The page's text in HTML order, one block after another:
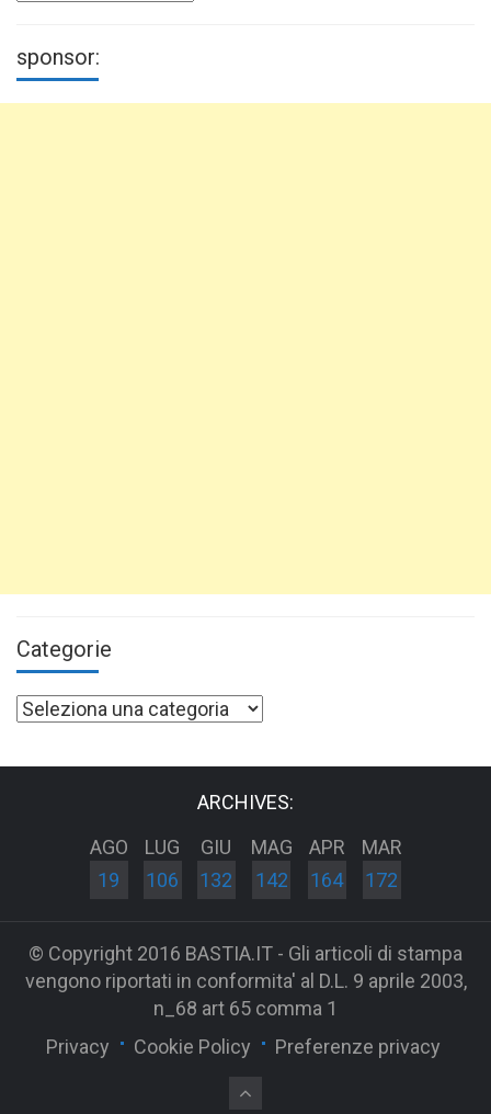
sponsor:
Categorie
Categorie
ARCHIVES:
AGO
19
LUG
106
GIU
132
MAG
142
APR
164
MAR
172
© Copyright 2016 BASTIA.IT - Gli articoli di stampa
vengono riportati in conformita' al D.L. 9 aprile 2003,
n_68 art 65 comma 1
Privacy
Cookie Policy Preferenze privacy